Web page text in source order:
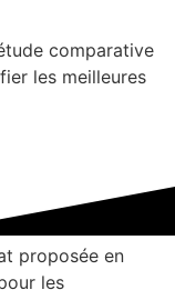
comparative
les meilleures
proposée en
les